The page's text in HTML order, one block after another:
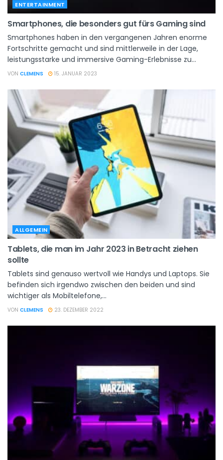
ENTERTAINMENT
Smartphones, die besonders gut fürs Gaming sind
Smartphones haben in den vergangenen Jahren enorme
Fortschritte gemacht und sind mittlerweile in der Lage,
leistungsstarke und immersive Gaming-Erlebnisse zu...
VON CLEMENS 15. JANUAR 2023
ALLGEMEIN
Tablets, die man im Jahr 2023 in Betracht ziehen
sollte
Tablets sind genauso wertvoll wie Handys und Laptops. Sie
befinden sich irgendwo zwischen den beiden und sind
wichtiger als Mobiltelefone,...
VON CLEMENS 23. DEZEMBER 2022